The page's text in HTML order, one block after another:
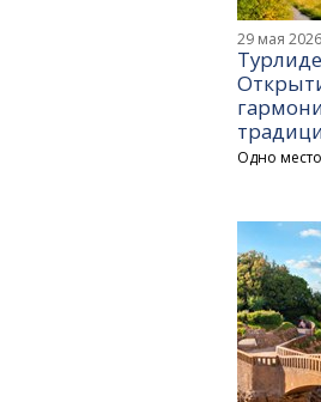
29 мая 2026
Одно место